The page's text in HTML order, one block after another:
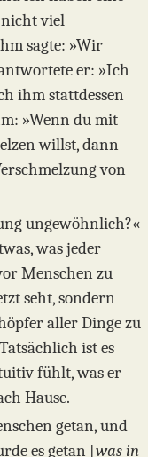
viel
sagte: »Wir
er: »Ich
ihm stattdessen
»Wenn du mit
willst, dann
von
ungewöhnlich?«
was jeder
Menschen zu
seht, sondern
aller Dinge zu
ist es
fühlt, was er
Hause.
getan, und
es getan [was in